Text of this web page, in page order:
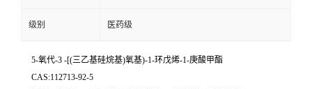
级别 医药级
5-氧代-3 -[(三乙基硅烷基)氧基)-1-环戊烯-1-庚酸甲酯
CAS:112713-92-5